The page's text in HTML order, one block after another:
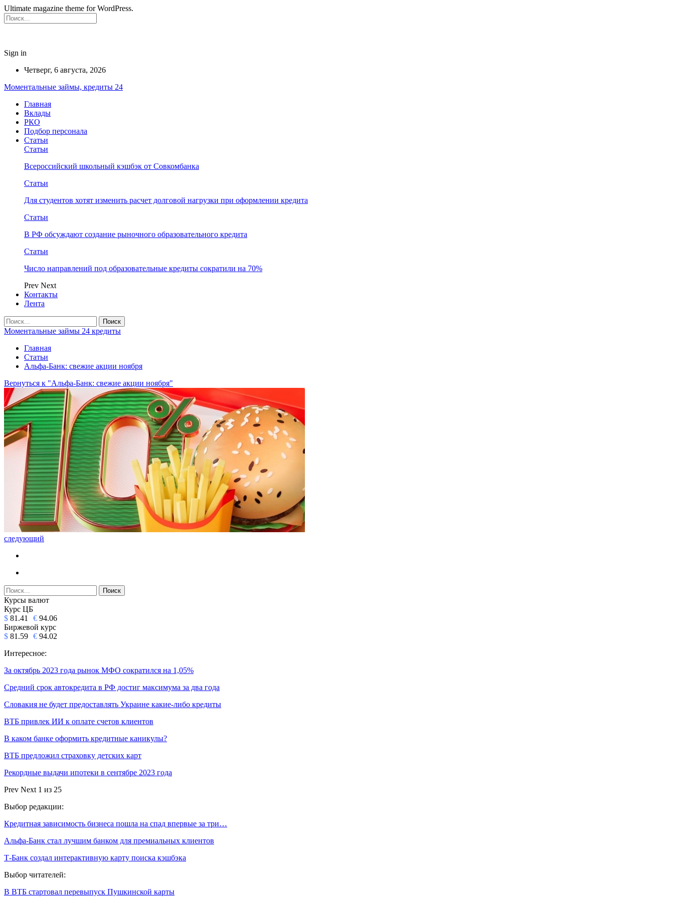
Ultimate magazine theme for WordPress.
Sign in
Четверг, 6 августа, 2026
Моментальные займы, кредиты 24
Главная
Вклады
РКО
Подбор персонала
Статьи
Статьи
Всероссийский школьный кэшбэк от Совкомбанка
Статьи
Для студентов хотят изменить расчет долговой нагрузки при оформлении кредита
Статьи
В РФ обсуждают создание рыночного образовательного кредита
Статьи
Число направлений под образовательные кредиты сократили на 70%
Prev Next
Контакты
Лента
Моментальные займы 24 кредиты
Главная
Статьи
Альфа-Банк: свежие акции ноября
Вернуться к "Альфа-Банк: свежие акции ноября"
следующий
Курсы валют
Курс ЦБ
$ 81.41 € 94.06
Биржевой курс
$ 81.59 € 94.02
Интересное:
За октябрь 2023 года рынок МФО сократился на 1,05%
Средний срок автокредита в РФ достиг максимума за два года
Словакия не будет предоставлять Украине какие-либо кредиты
ВТБ привлек ИИ к оплате счетов клиентов
В каком банке оформить кредитные каникулы?
ВТБ предложил страховку детских карт
Рекордные выдачи ипотеки в сентябре 2023 года
Prev Next 1 из 25
Выбор редакции:
Кредитная зависимость бизнеса пошла на спад впервые за три…
Альфа-Банк стал лучшим банком для премиальных клиентов
Т-Банк создал интерактивную карту поиска кэшбэка
Выбор читателей:
В ВТБ стартовал перевыпуск Пушкинской карты